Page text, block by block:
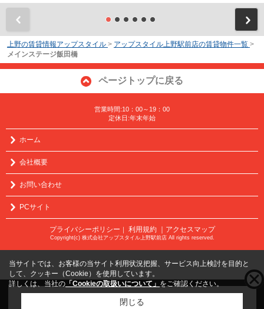
上野の賃貸情報アップスタイル > アップスタイル上野駅前店の賃貸物件一覧 >
メインステージ飯田橋
ページトップに戻る
営業時間:10：00～19：00
定休日:年末年始
ホーム
会社概要
お問い合わせ
PCサイト
プライバシーポリシー 利用規約 ｜アクセスマップ
Copyright(c) 株式会社アップスタイル上野駅前店 All rights reserved.
こちらの物件をご覧の方にお勧めな物件
当サイトでは、お客様の当サイト利用状況把握、サービス向上検討を目的と
して、クッキー（Cookie）を使用しています。
詳しくは、当社の 「Cookieの取扱いについて」 をご確認ください。
閉じる